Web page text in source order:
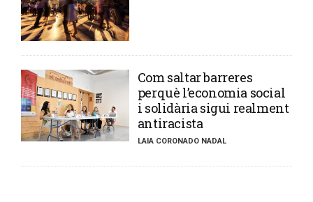
​Com saltar barreres
perquè l’economia social
i solidària sigui realment
antiracista
LAIA CORONADO NADAL